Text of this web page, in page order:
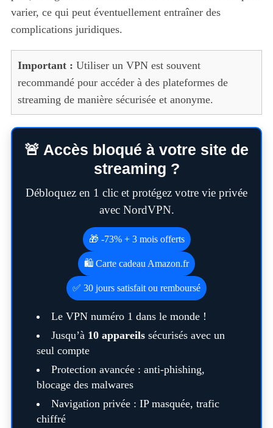
varier, ce qui peut éventuellement entraîner des
complications juridiques.
Important : Utiliser un VPN est souvent
recommandé pour accéder à des plateformes de
streaming de manière sécurisée et anonyme.
🚨 Accès bloqué à votre site de
streaming ?
Débloquez en 1 clic et protégez votre vie privée
avec NordVPN.
🎁 -73% + 3 mois offerts
🛍️ Carte cadeau Amazon.fr
✅ 30 jours satisfait ou remboursé
Le VPN numéro 1 dans le monde !
Jusqu’à 10 appareilssécurisés avec un
seul compte
Protection avancée : anti-phishing,
blocage des malwares
Navigation privée : IP masquée, trafic
chiffré